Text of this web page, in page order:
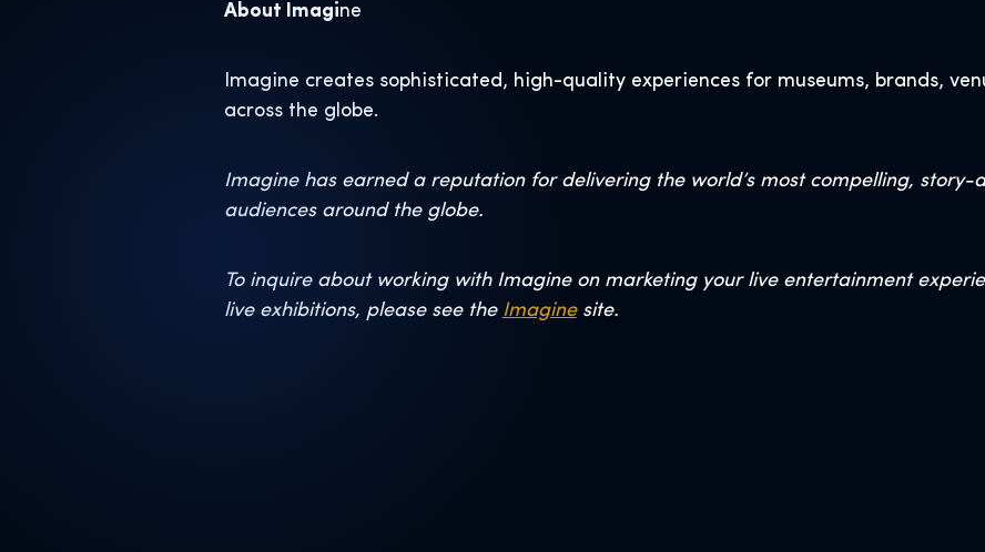
About Imagine
Imagine creates sophisticated, high-quality experiences for museums, brands,
across the globe.
Imagine has earned a reputation for delivering the world’s most compelling, story-
audiences around the globe.
To inquire about working with Imagine on marketing your live entertainment
live exhibitions, please see the Imaginesite.